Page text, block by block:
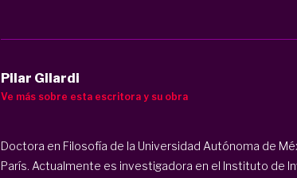
Pilar Gilardi
Ve más sobre esta escritora y su obra
Doctora en Filosofía de la Universidad Autónoma de
París. Actualmente es investigadora en el Instituto de